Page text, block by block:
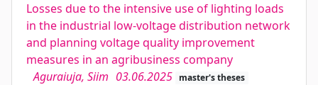
Losses due to the intensive use of lighting loads
in the industrial low-voltage distribution network
and planning voltage quality improvement
measures in an agribusiness company
Aguraiuja, Siim 03.06.2025 master's theses